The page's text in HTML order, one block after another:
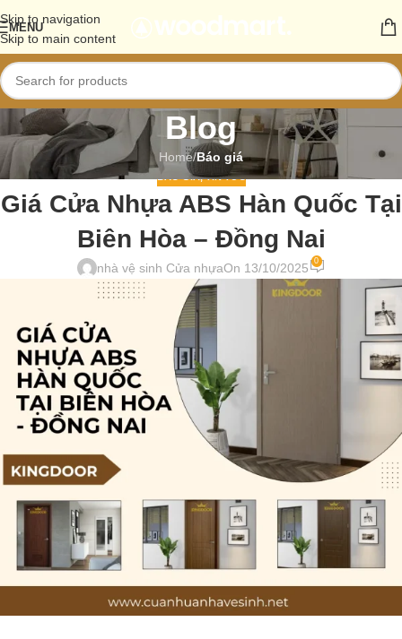
Skip to navigation
Skip to main content
MENU
Blog
Home/Báo giá
BÁO GIÁ,TIN TỨC
Giá Cửa Nhựa ABS Hàn Quốc Tại
Biên Hòa – Đồng Nai
nhà vệ sinh Cửa nhựaOn 13/10/2025 0